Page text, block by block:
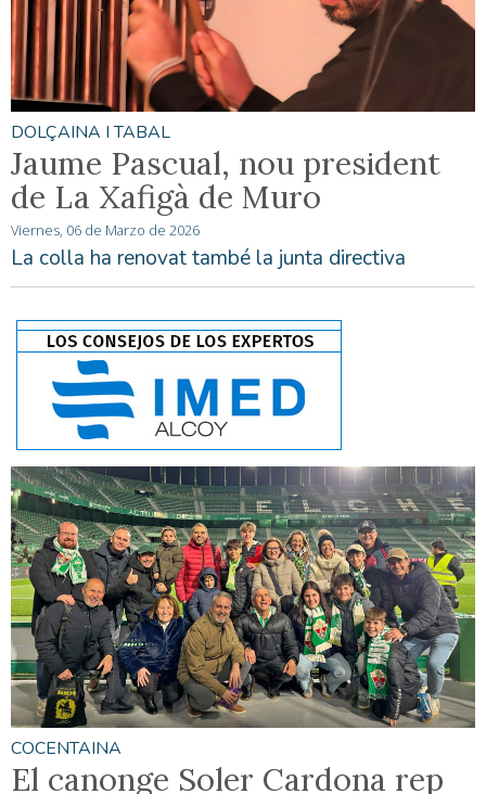
DOLÇAINA I TABAL
Jaume Pascual, nou president
de La Xafigà de Muro
Viernes, 06 de Marzo de 2026
La colla ha renovat també la junta directiva
COCENTAINA
El canonge Soler Cardona rep